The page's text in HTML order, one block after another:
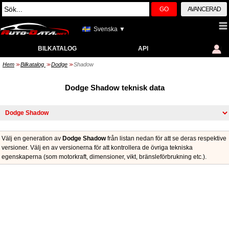
GO AVANCERAD
Svenska ▼
BILKATALOG API
Hem >> Bilkatalog >> Dodge >> Shadow
Dodge Shadow teknisk data
Välj en generation av Dodge Shadowfrån listan nedan för att se deras respektive
versioner. Välj en av versionerna för att kontrollera de övriga tekniska
egenskaperna (som motorkraft, dimensioner, vikt, bränsleförbrukning etc.).